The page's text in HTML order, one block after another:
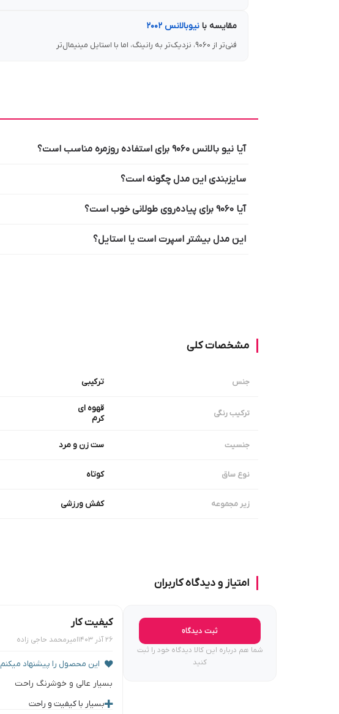
مقایسه با نیوبالانس ۲۰۰۲
فنی‌تر از 9060، نزدیک‌تر به رانینگ، اما با استایل مینیمال‌تر
آیا نیو بالانس ۹۰۶۰ برای استفاده روزمره مناسب است؟
سایزبندی این مدل چگونه است؟
آیا 9060 برای پیاده‌روی طولانی خوب است؟
این مدل بیشتر اسپرت است یا استایل؟
مشخصات کلی
جنس ترکیبی
ترکیب رنگی
قهوه ای
کرم
جنسیت ست زن و مرد
نوع ساق کوتاه
زیر مجموعه کفش ورزشی
امتیاز و دیدگاه کاربران
ثبت دیدگاه
شما هم درباره این کالا دیدگاه خود را ثبت
کنید
کیفیت کار
۲۶ آذر ۱۴۰۳ امیرمحمد حاجی زاده
این محصول را پیشنهاد میکنم
بسیار عالی و خوشرنگ راحت
بسیار با کیفیت و راحت